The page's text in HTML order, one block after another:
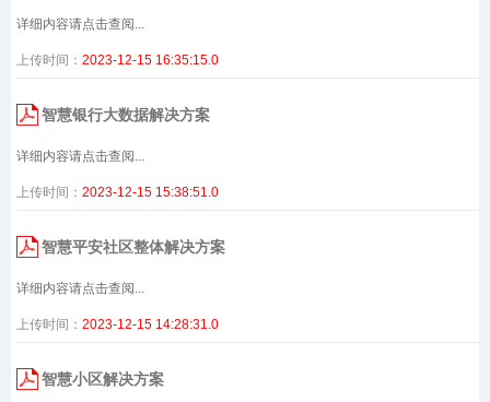
详细内容请点击查阅...
上传时间： 2023-12-15 16:35:15.0
智慧银行大数据解决方案
详细内容请点击查阅...
上传时间： 2023-12-15 15:38:51.0
智慧平安社区整体解决方案
详细内容请点击查阅...
上传时间： 2023-12-15 14:28:31.0
智慧小区解决方案